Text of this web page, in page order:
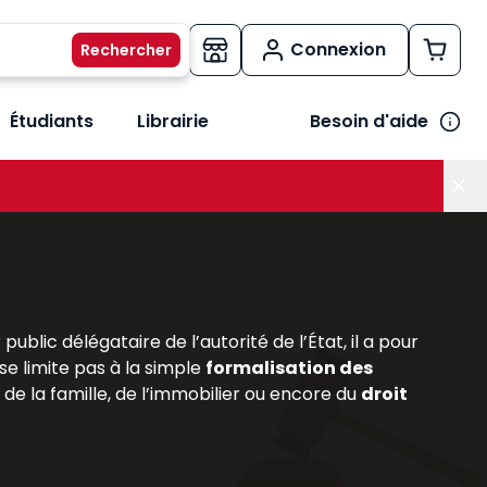
Connexion
métiers
le sous-menu Vos besoins
Étudiants Librairie Besoin d'aide
délégataire de l’autorité de l’État, il a pour
limite pas à la simple formalisation des
la famille, de l’immobilier ou encore du droit